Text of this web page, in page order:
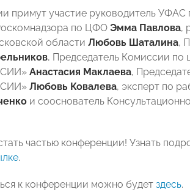
примут участие руководитель УФАС
по ЦФО Эмма Павлова,
области Любовь Шаталина,
, Председатель Комиссии по
Анастасия Маклаева,
Любовь Ковалева, эксперт по
и сооснователь
частью конференции! Узнать
.
к конференции можно будет здесь.